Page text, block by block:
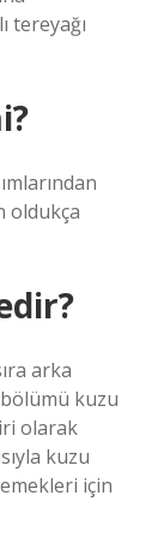
tereyağı
oldukça
arka
kuzu
olarak
kuzu
için